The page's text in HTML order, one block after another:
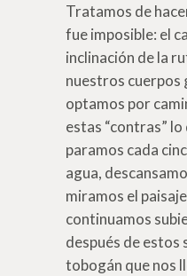
Tratamos de
fue imposible: el
inclinación de la
nuestros cuerpos
optamos por
estas “contras”
paramos cada
agua,
miramos el
continuamos
después de estos
tobogán que nos